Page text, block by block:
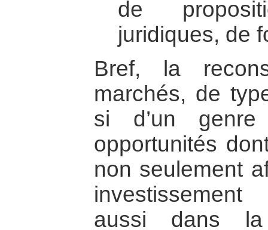
de
juridiques, de
Bref, la
marchés, de
si d’un
opportunités
non seulement
aussi dans la